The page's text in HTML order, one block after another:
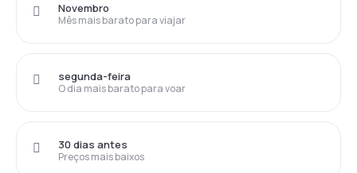
Mês mais barato para viajar
Novembro
O dia mais barato para voar
segunda-feira
Preços mais baixos
30 dias antes